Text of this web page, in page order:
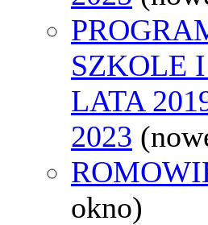
SZKOLE
LATA
2023
okno)